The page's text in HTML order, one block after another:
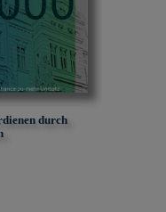
durch